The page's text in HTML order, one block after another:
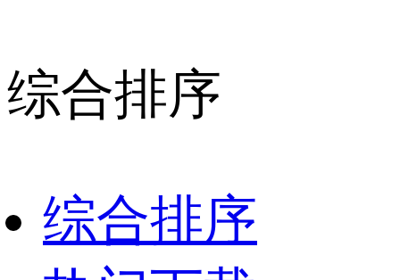
综合排序
综合排序